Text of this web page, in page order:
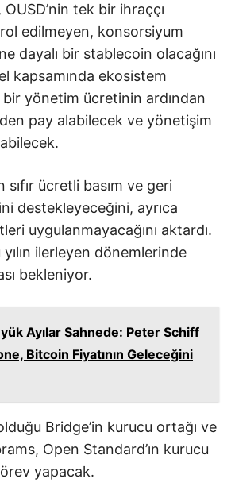
tek bir ihraççı
edilmeyen, konsorsiyum
dayalı bir stablecoin olacağını
kapsamında ekosistem
yönetim ücretinin ardından
pay alabilecek ve yönetişim
sıfır ücretli basım ve geri
destekleyeceğini, ayrıca
uygulanmayacağını aktardı.
ilerleyen dönemlerinde
bekleniyor.
Ayılar Sahnede: Peter Schiff
Bitcoin Fiyatının Geleceğini
Bridge’in kurucu ortağı ve
Open Standard’ın kurucu
yapacak.